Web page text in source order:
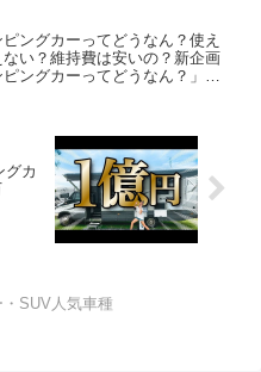
ングカーってどうなん？使え
ない？維持費は安いの？新企画
ピングカーってどうなん？」第
グカ
SUV人気車種